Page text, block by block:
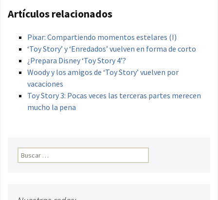
Artículos relacionados
Pixar: Compartiendo momentos estelares (I)
‘Toy Story’ y ‘Enredados’ vuelven en forma de corto
¿Prepara Disney ‘Toy Story 4’?
Woody y los amigos de ‘Toy Story’ vuelven por
vacaciones
Toy Story 3: Pocas veces las terceras partes merecen
mucho la pena
Buscar: